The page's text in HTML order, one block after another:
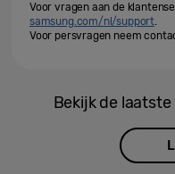
Voor vragen aan de
samsung.com/nl/support.
Voor persvragen neem
Bekijk de